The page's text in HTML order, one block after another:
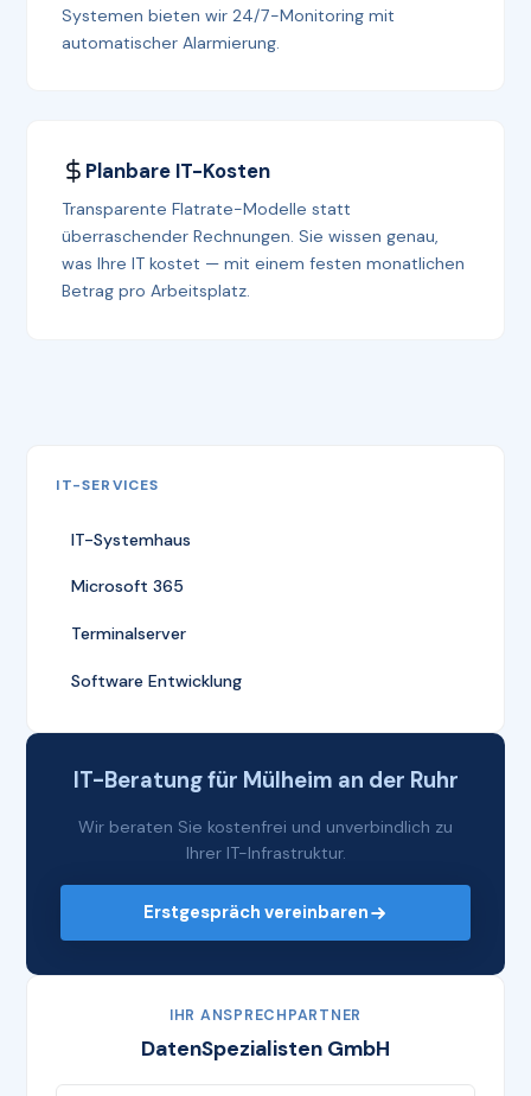
Systemen bieten wir 24/7-Monitoring mit
automatischer Alarmierung.
Planbare IT-Kosten
Transparente Flatrate-Modelle statt
überraschender Rechnungen. Sie wissen genau,
was Ihre IT kostet — mit einem festen monatlichen
Betrag pro Arbeitsplatz.
IT-SERVICES
IT-Systemhaus
Microsoft 365
Terminalserver
Software Entwicklung
IT-Beratung für Mülheim an der Ruhr
Wir beraten Sie kostenfrei und unverbindlich zu
Ihrer IT-Infrastruktur.
Erstgespräch vereinbaren
IHR ANSPRECHPARTNER
DatenSpezialisten GmbH